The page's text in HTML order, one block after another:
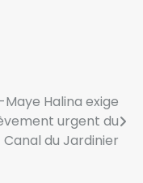
Halina exige
urgent du
Canal du Jardinier